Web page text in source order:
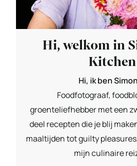
Hi, welkom in
Kitchen
Hi, ik ben
Foodfotograaf,
groenteliefhebber met een
deel recepten die je blij
maaltijden tot guilty
mijn culinaire